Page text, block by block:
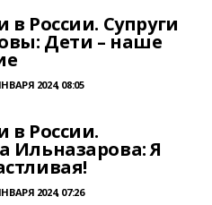
в России. Супруги
Дети – наше
2024, 08:05
в России.
Ильназарова: Я
2024, 07:26